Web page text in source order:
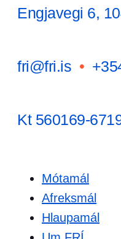
Engjavegi 6,
fri@fri.is •
Kt 560169-
Mótamál
Afreksmál
Hlaupamál